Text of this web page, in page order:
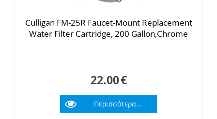
Culligan FM-25R Faucet-Mount Replacement
Water Filter Cartridge, 200 Gallon,Chrome
22.00€
Περισσότερα...